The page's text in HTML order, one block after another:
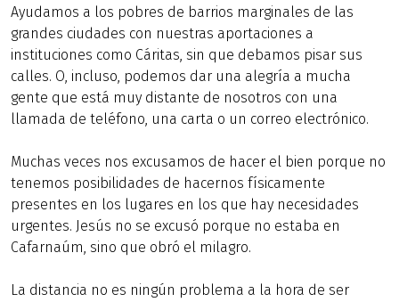
Ayudamos a los pobres de barrios marginales de las
grandes ciudades con nuestras aportaciones a
instituciones como Cáritas, sin que debamos pisar sus
calles. O, incluso, podemos dar una alegría a mucha
gente que está muy distante de nosotros con una
llamada de teléfono, una carta o un correo electrónico.
Muchas veces nos excusamos de hacer el bien porque no
tenemos posibilidades de hacernos físicamente
presentes en los lugares en los que hay necesidades
urgentes. Jesús no se excusó porque no estaba en
Cafarnaúm, sino que obró el milagro.
La distancia no es ningún problema a la hora de ser